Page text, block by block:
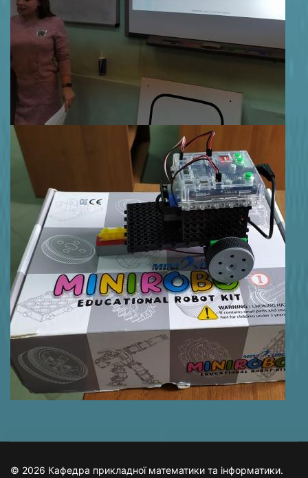
© 2026 Кафедра прикладної математики та інформатики.